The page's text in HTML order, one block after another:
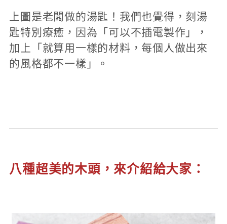
上圖是老闆做的湯匙！我們也覺得，刻湯
匙特別療癒，因為「可以不插電製作」，
加上「就算用一樣的材料，每個人做出來
的風格都不一樣」。
八種超美的木頭，來介紹給大家：